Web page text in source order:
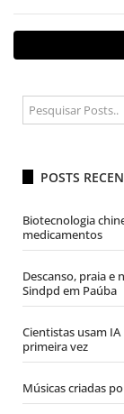
POSTS
Biotecnologia
medicamentos
Descanso, praia e
Sindpd em Paúba
Cientistas usam
primeira vez
Músicas criadas